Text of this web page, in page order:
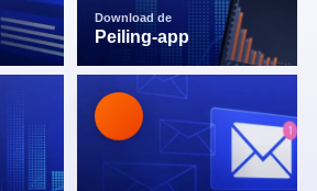
Download de
Peiling-app